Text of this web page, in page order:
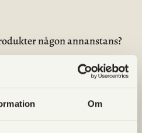
Om
någon annanstans?
i gårdsbutiken?
surdeg?